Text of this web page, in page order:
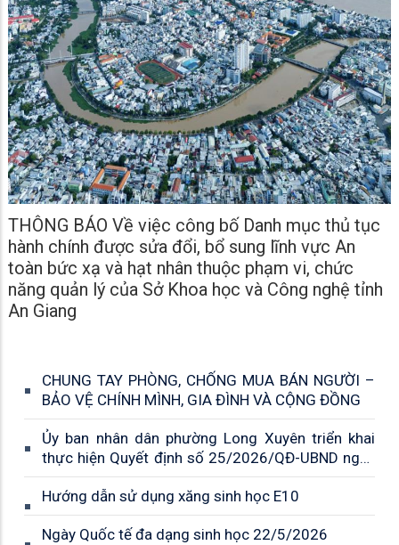
THÔNG BÁO Về việc công bố Danh mục thủ tục
hành chính được sửa đổi, bổ sung lĩnh vực An
toàn bức xạ và hạt nhân thuộc phạm vi, chức
năng quản lý của Sở Khoa học và Công nghệ tỉnh
An Giang
CHUNG TAY PHÒNG, CHỐNG MUA BÁN NGƯỜI –
BẢO VỆ CHÍNH MÌNH, GIA ĐÌNH VÀ CỘNG ĐỒNG
Ủy ban nhân dân phường Long Xuyên triển khai
thực hiện Quyết định số 25/2026/QĐ-UBND ngày
08/5/2026 của UBND tỉnh về phân cấp thẩm
quyền quản lý an toàn thực phẩm thuộc trách
nhiệm quản lý nhà nước của ngành Công Thương
Hướng dẫn sử dụng xăng sinh học E10
Ngày Quốc tế đa dạng sinh học 22/5/2026